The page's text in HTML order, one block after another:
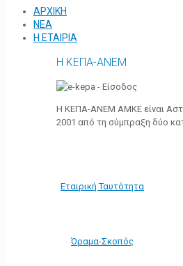
ΑΡΧΙΚΗ
ΝΕΑ
Η ΕΤΑΙΡΙΑ
Η ΚΕΠΑ-ΑΝΕΜ
Η ΚΕΠΑ-ΑΝΕΜ ΑΜΚΕ είναι
2001 από τη σύμπραξη δύο
Εταιρική Ταυτότητα
Όραμα-Σκοπός